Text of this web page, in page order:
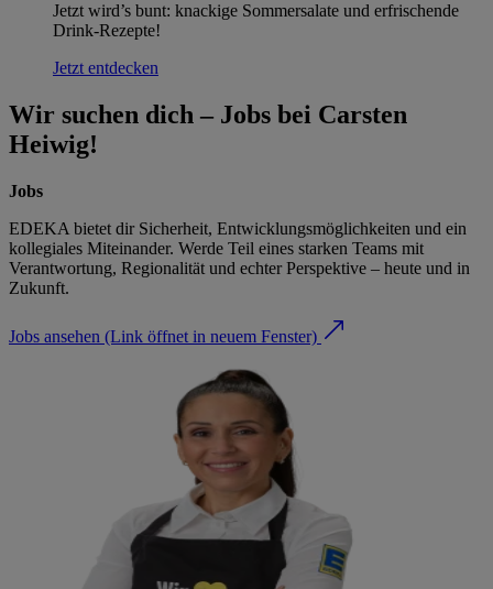
Jetzt wird’s bunt: knackige Sommersalate und erfrischende
Drink-Rezepte!
Jetzt entdecken
Wir suchen dich – Jobs bei Carsten
Heiwig!
Jobs
EDEKA bietet dir Sicherheit, Entwicklungsmöglichkeiten und ein
kollegiales Miteinander. Werde Teil eines starken Teams mit
Verantwortung, Regionalität und echter Perspektive – heute und in
Zukunft.
Jobs ansehen (Link öffnet in neuem Fenster)